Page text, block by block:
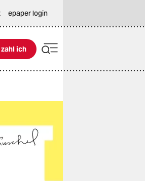
epaper login
ich ich